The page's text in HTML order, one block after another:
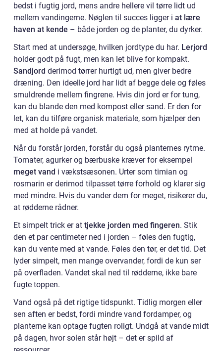
bedst i fugtig jord, mens andre hellere vil tørre lidt ud
mellem vandingerne. Nøglen til succes ligger i at lære
haven at kende – både jorden og de planter, du dyrker.
Start med at undersøge, hvilken jordtype du har. Lerjord
holder godt på fugt, men kan let blive for kompakt.
Sandjord derimod tørrer hurtigt ud, men giver bedre
dræning. Den ideelle jord har lidt af begge dele og føles
smuldrende mellem fingrene. Hvis din jord er for tung,
kan du blande den med kompost eller sand. Er den for
let, kan du tilføre organisk materiale, som hjælper den
med at holde på vandet.
Når du forstår jorden, forstår du også planternes rytme.
Tomater, agurker og bærbuske kræver for eksempel
meget vand i vækstsæsonen. Urter som timian og
rosmarin er derimod tilpasset tørre forhold og klarer sig
med mindre. Hvis du vander dem for meget, risikerer du,
at rødderne rådner.
Et simpelt trick er at tjekke jorden med fingeren. Stik
den et par centimeter ned i jorden – føles den fugtig,
kan du vente med at vande. Føles den tør, er det tid. Det
lyder simpelt, men mange overvander, fordi de kun ser
på overfladen. Vandet skal ned til rødderne, ikke bare
fugte toppen.
Vand også på det rigtige tidspunkt. Tidlig morgen eller
sen aften er bedst, fordi mindre vand fordamper, og
planterne kan optage fugten roligt. Undgå at vande midt
på dagen, hvor solen står højt – det er spild af